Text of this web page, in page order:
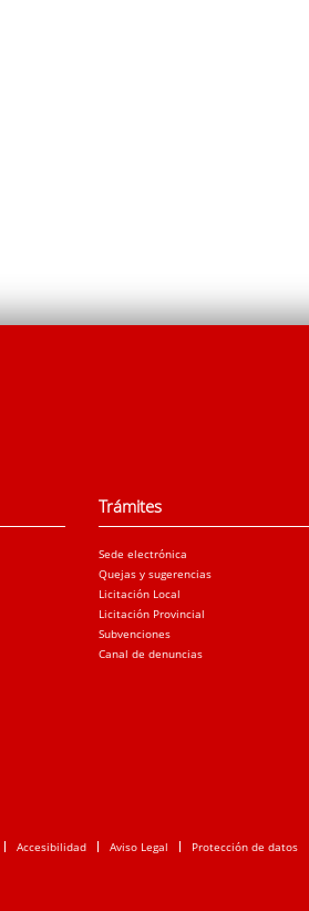
Trámites
Sede electrónica
Quejas y sugerencias
Licitación Local
Licitación Provincial
Subvenciones
Canal de denuncias
Accesibilidad Aviso Legal Protección de datos